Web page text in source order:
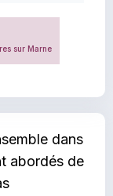
sur Marne
dans
abordés de